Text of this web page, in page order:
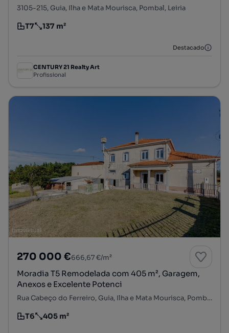
3105-215, Guia, Ilha e Mata Mourisca, Pombal, Leiria
Tipologia
T7
Preço por metro quadrado
137 m²
Destacado
CENTURY 21 Realty Art
Profissional
270 000 €666,67 €/m²
Moradia T5 Remodelada com 405 m², Garagem,
Anexos e Excelente Potenci
Rua Cabeço do Ferreiro, Guia, Ilha e Mata Mourisca, Pombal, Leiria
Tipologia
T6
Preço por metro quadrado
405 m²